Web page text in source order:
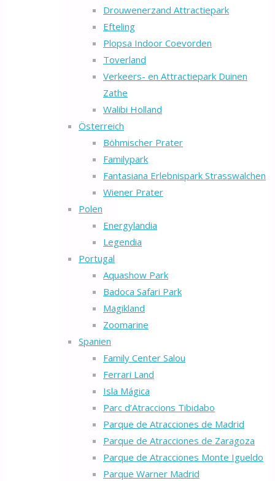
Drouwenerzand Attractiepark
Efteling
Plopsa Indoor Coevorden
Toverland
Verkeers- en Attractiepark Duinen
Zathe
Walibi Holland
Österreich
Böhmischer Prater
Familypark
Fantasiana Erlebnispark Strasswalchen
Wiener Prater
Polen
Energylandia
Legendia
Portugal
Aquashow Park
Badoca Safari Park
Magikland
Zoomarine
Spanien
Family Center Salou
Ferrari Land
Isla Mágica
Parc d’Atraccions Tibidabo
Parque de Atracciones de Madrid
Parque de Atracciones de Zaragoza
Parque de Atracciones Monte Igueldo
Parque Warner Madrid